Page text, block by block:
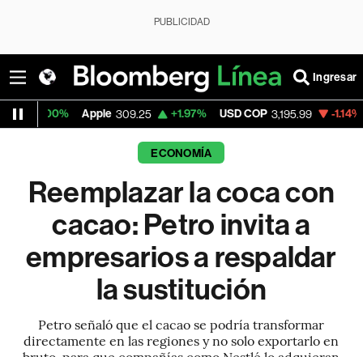
PUBLICIDAD
Ingresar
Apple 309.25 +1.97% USD COP 3,195.99 -1.14% Tesla
ECONOMÍA
Reemplazar la coca con
cacao: Petro invita a
empresarios a respaldar
la sustitución
Petro señaló que el cacao se podría transformar
directamente en las regiones y no solo exportarlo en